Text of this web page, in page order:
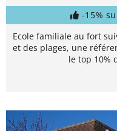
-15%
Ecole familiale au fort
et des plages, une
le top 10%